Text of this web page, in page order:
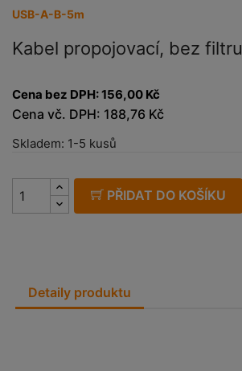
USB-A-B-5m
Kabel propojovací, bez filtru
Cena bez DPH:156,00 Kč
Cena vč. DPH: 188,76 Kč
Skladem: 1-5 kusů
PŘIDAT DO KOŠÍKU
Detaily produktu